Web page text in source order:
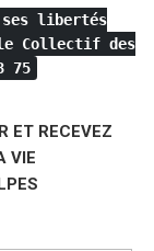
libertés
Collectif des
75
ET RECEVEZ
VIE